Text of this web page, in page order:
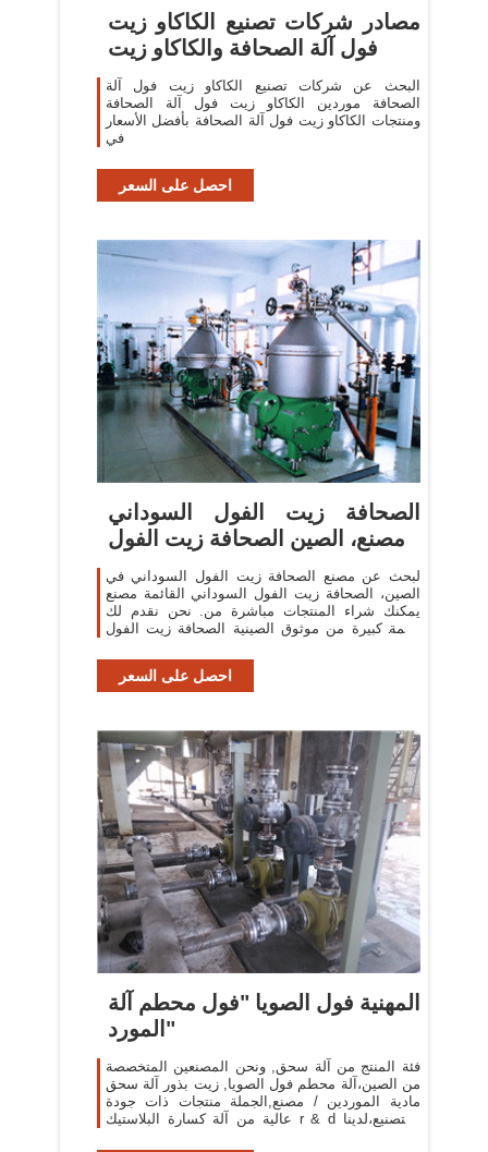
مصادر شركات تصنيع الكاكاو زيت
فول آلة الصحافة والكاكاو زيت
البحث عن شركات تصنيع الكاكاو زيت فول آلة
الصحافة موردين الكاكاو زيت فول آلة الصحافة
ومنتجات الكاكاو زيت فول آلة الصحافة بأفضل الأسعار
في
احصل على السعر
الصحافة زيت الفول السوداني
مصنع، الصين الصحافة زيت الفول
لبحث عن مصنع الصحافة زيت الفول السوداني في
الصين، الصحافة زيت الفول السوداني القائمة مصنع
يمكنك شراء المنتجات مباشرة من. نحن نقدم لك
قائمة كبيرة من موثوق الصينية الصحافة زيت الفول
احصل على السعر
المهنية فول الصويا "فول محطم آلة
المورد"
فئة المنتج من آلة سحق, ونحن المصنعين المتخصصة
من الصين،آلة محطم فول الصويا, زيت بذور آلة سحق
مادية الموردين / مصنع,الجملة منتجات ذات جودة
عالية من آلة كسارة البلاستيك r & d والتصنيع،لدينا